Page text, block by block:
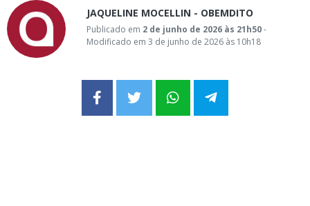
JAQUELINE MOCELLIN - OBEMDITO
Publicado em 2 de junho de 2026 às 21h50-
Modificado em 3 de junho de 2026 às 10h18